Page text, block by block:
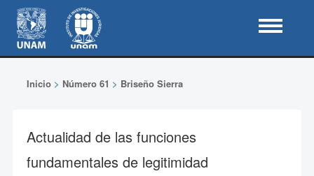
Inicio> Número 61 > Briseño Sierra
Actualidad de las funciones
fundamentales de legitimidad